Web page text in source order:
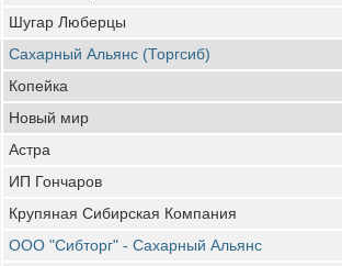
Шугар Люберцы
Сахарный Альянс (Торгсиб)
Копейка
Новый мир
Астра
ИП Гончаров
Крупяная Сибирская Компания
ООО "Сибторг" - Сахарный Альянс